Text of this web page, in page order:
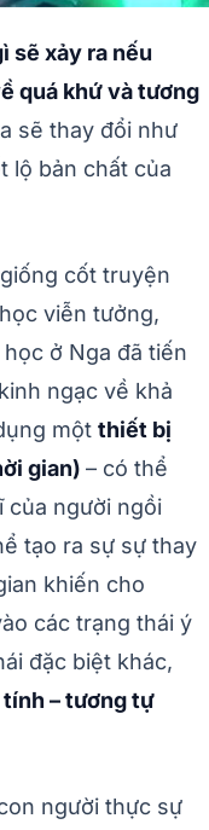
sẽ xảy ra nếu
quá khứ và tương
sẽ thay đổi như
lộ bản chất của
cốt truyện
viễn tưởng,
ở Nga đã tiến
ngạc về khả
một thiết bị
gian) – có thể
của người ngồi
tạo ra sự sự thay
khiến cho
các trạng thái ý
đặc biệt khác,
– tương tự
người thực sự